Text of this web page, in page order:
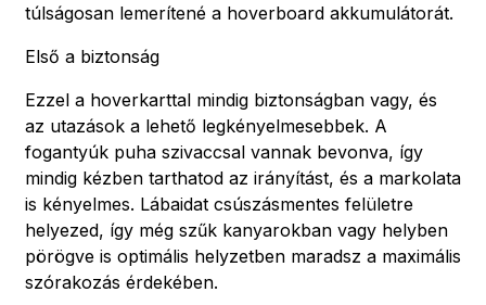
túlságosan lemerítené a hoverboard akkumulátorát.
Első a biztonság
Ezzel a hoverkarttal mindig biztonságban vagy, és
az utazások a lehető legkényelmesebbek. A
fogantyúk puha szivaccsal vannak bevonva, így
mindig kézben tarthatod az irányítást, és a markolata
is kényelmes. Lábaidat csúszásmentes felületre
helyezed, így még szűk kanyarokban vagy helyben
pörögve is optimális helyzetben maradsz a maximális
szórakozás érdekében.